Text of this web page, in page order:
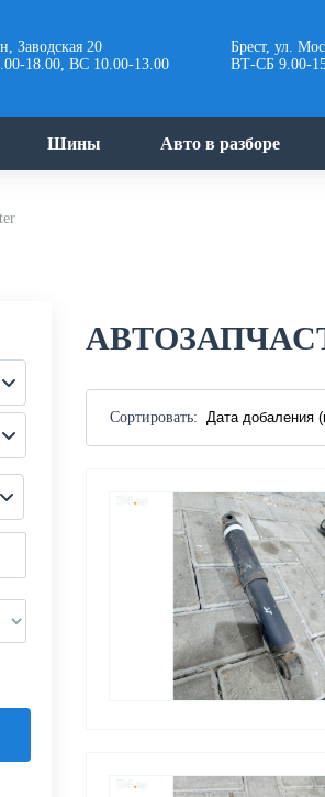
Заводская 20
18.00, ВС 10.00-13.00
Брест, ул.
ВТ-СБ 9.00-
Шины Авто в разборе
Сортировать: